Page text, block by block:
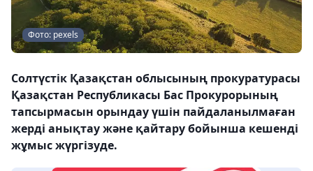
Фото: pexels
Солтүстік Қазақстан облысының прокуратурасы
Қазақстан Республикасы Бас Прокурорының
тапсырмасын орындау үшін пайдаланылмаған
жерді анықтау және қайтару бойынша кешенді
жұмыс жүргізуде.